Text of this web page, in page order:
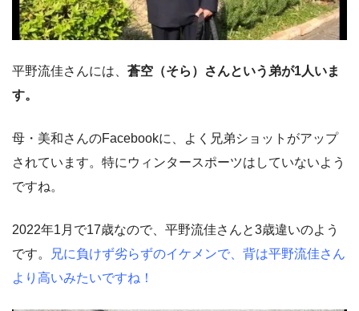
平野流佳さんには、 蒼空（そら）さんという弟が1人いま
す。
母・美和さんのFacebookに、よく兄弟ショットがアップ
されています。特にウィンタースポーツはしていないよう
ですね。
2022年1月で17歳なので、平野流佳さんと3歳違いのよう
です。
兄に負けず劣らずのイケメンで、背は平野流佳さん
より高いみたいですね！